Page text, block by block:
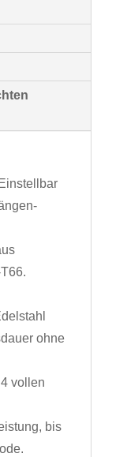
ohne
vollen
bis